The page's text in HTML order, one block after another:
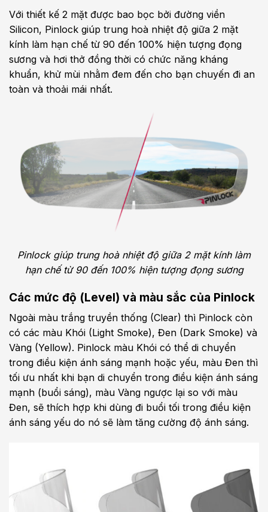
Với thiết kế 2 mặt được bao bọc bởi đường viền
Silicon, Pinlock giúp trung hoà nhiệt độ giữa 2 mặt
kính làm hạn chế từ 90 đến 100% hiện tượng đọng
sương và hơi thở đồng thời có chức năng kháng
khuẩn, khử mùi nhằm đem đến cho bạn chuyến đi an
toàn và thoải mái nhất.
Pinlock giúp trung hoà nhiệt độ giữa 2 mặt kính làm
hạn chế từ 90 đến 100% hiện tượng đọng sương
Các mức độ (Level) và màu sắc của Pinlock
Ngoài màu trắng truyền thống (Clear) thì Pinlock còn
có các màu Khói (Light Smoke), Đen (Dark Smoke) và
Vàng (Yellow). Pinlock màu Khói có thể di chuyển
trong điều kiện ánh sáng mạnh hoặc yếu, màu Đen thì
tối ưu nhất khi bạn di chuyển trong điều kiện ánh sáng
mạnh (buổi sáng), màu Vàng ngược lại so với màu
Đen, sẽ thích hợp khi dùng đi buổi tối trong điều kiện
ánh sáng yếu do nó sẽ làm tăng cường độ ánh sáng.